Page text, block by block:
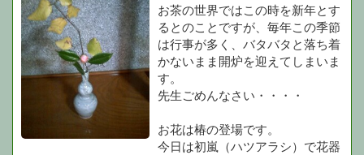
お茶の世界ではこの時を新年とす
るとのことですが、毎年この季節
は行事が多く、バタバタと落ち着
かないまま開炉を迎えてしまいま
す。
先生ごめんなさい・・・・
お花は椿の登場です。
今日は初嵐（ハツアラシ）で花器